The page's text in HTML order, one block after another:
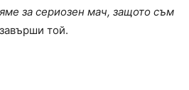
за сериозен мач, защото съм
той.